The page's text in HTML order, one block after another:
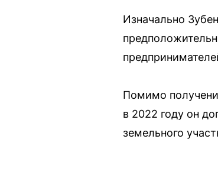
Изначально
Помимо
в 2022 году он
земельного